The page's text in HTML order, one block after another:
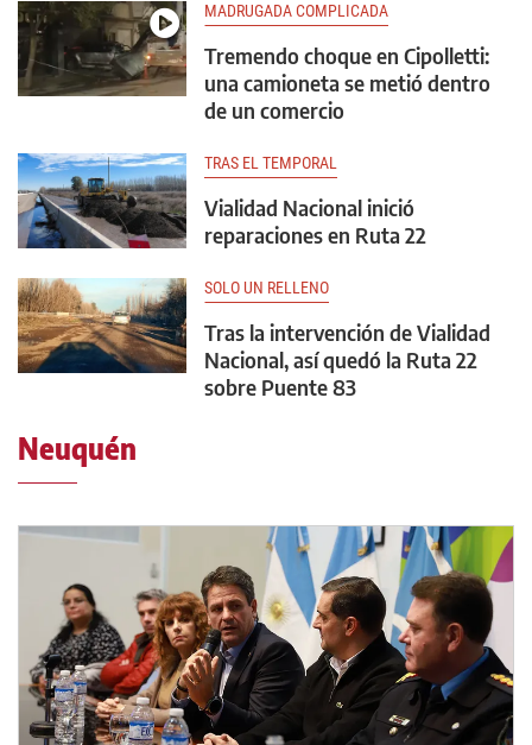
MADRUGADA COMPLICADA
Tremendo choque en Cipolletti:
una camioneta se metió dentro
de un comercio
TRAS EL TEMPORAL
Vialidad Nacional inició
reparaciones en Ruta 22
SOLO UN RELLENO
Tras la intervención de Vialidad
Nacional, así quedó la Ruta 22
sobre Puente 83
Neuquén